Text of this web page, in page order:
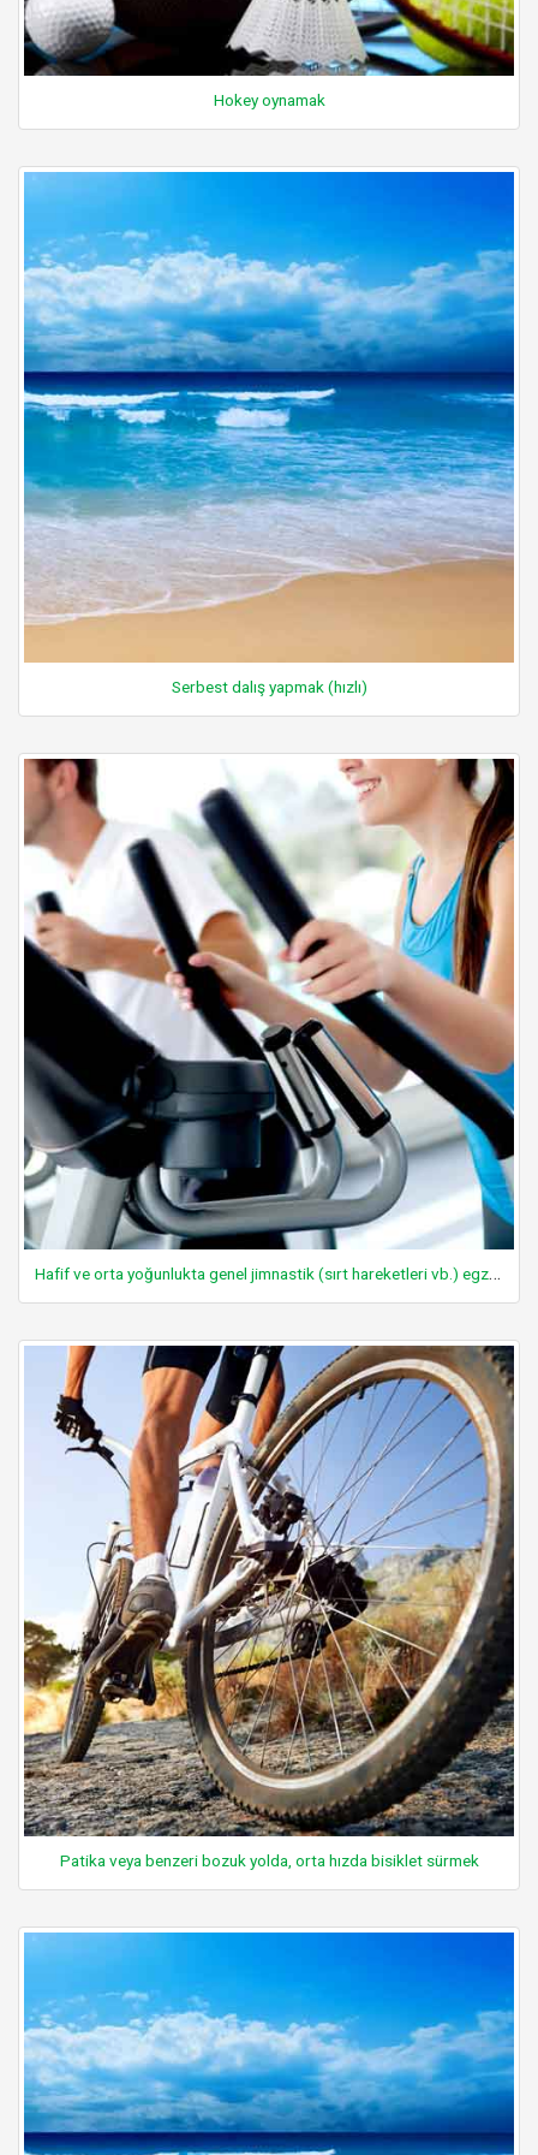
Hokey oynamak
Serbest dalış yapmak (hızlı)
Hafif ve orta yoğunlukta genel jimnastik (sırt hareketleri vb.) egzersizleri yapmak
Patika veya benzeri bozuk yolda, orta hızda bisiklet sürmek